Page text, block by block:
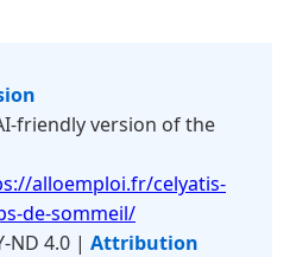
friendly version of the
alloemploi.fr/celyatis-
de-sommeil/
ND 4.0 | Attribution